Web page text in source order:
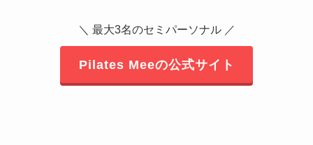
＼ 最大3名のセミパーソナル ／
Pilates Meeの公式サイト